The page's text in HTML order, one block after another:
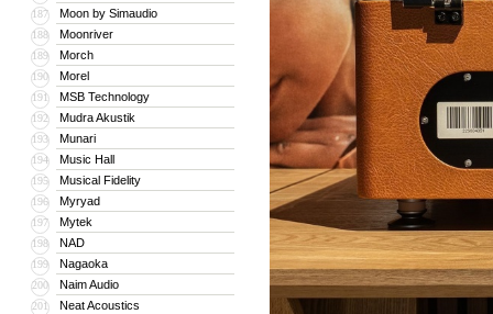
187 Moon by Simaudio
188 Moonriver
189 Morch
190 Morel
191 MSB Technology
192 Mudra Akustik
193 Munari
194 Music Hall
195 Musical Fidelity
196 Myryad
197 Mytek
198 NAD
199 Nagaoka
200 Naim Audio
201 Neat Acoustics